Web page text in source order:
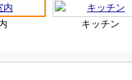
キッチン